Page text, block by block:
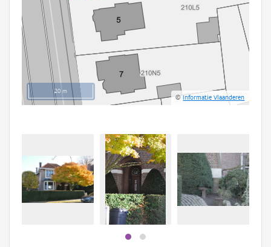
20 m
©Informatie Vlaanderen